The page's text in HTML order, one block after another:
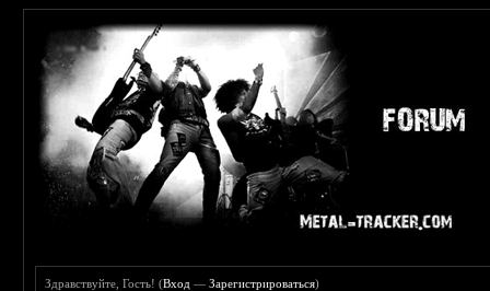
Здравствуйте, Гость! (Вход —Зарегистрироваться)